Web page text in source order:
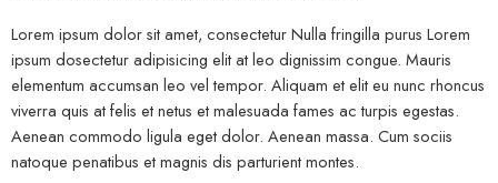
Lorem ipsum dolor sit amet, consectetur Nulla fringilla purus Lorem
ipsum dosectetur adipisicing elit at leo dignissim congue. Mauris
elementum accumsan leo vel tempor. Aliquam et elit eu nunc rhoncus
viverra quis at felis et netus et malesuada fames ac turpis egestas.
Aenean commodo ligula eget dolor. Aenean massa. Cum sociis
natoque penatibus et magnis dis parturient montes.